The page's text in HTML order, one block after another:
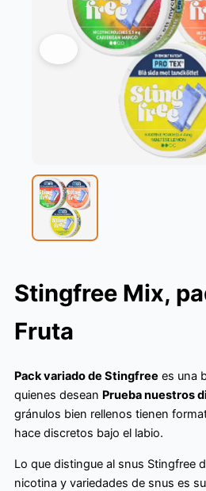
Stingfree Mix,
Fruta
Pack variado de Stingfree es una
quienes desean Prueba nuestros
gránulos bien rellenos tienen
hace discretos bajo el labio.
Lo que distingue al snus Stingfree
nicotina y variedades de snus es